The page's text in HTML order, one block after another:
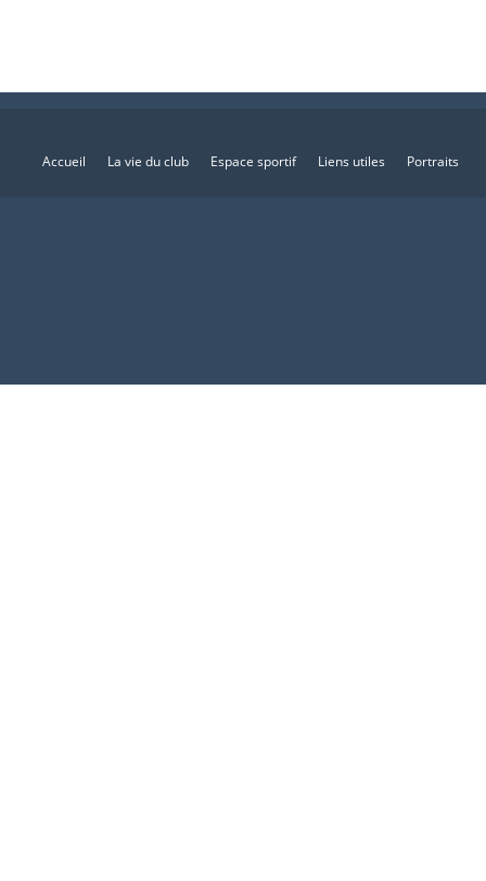
Accueil La vie du club Espace sportif Liens utiles Portraits